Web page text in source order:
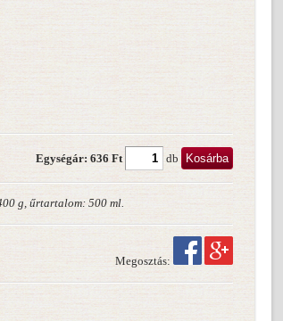
Egységár: 636 Ft db Kosárba
g, űrtartalom: 500 ml.
Megosztás: